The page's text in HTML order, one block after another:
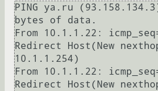
PING ya.ru
bytes of data.
From 10.1.1.22:
Redirect Host(New
10.1.1.254)
From 10.1.1.22:
Redirect Host(New